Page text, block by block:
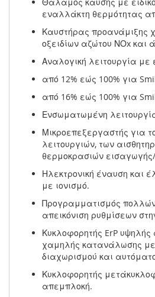
εναλλάκτη θερμότητας
Καυστήρας προανάμιξης
οξειδίων αζώτου ΝΟx και
Αναλογική λειτουργία με
από 12% εώς 100% για
από 16% εώς 100% για
Ενσωματωμένη
Μικροεπεξεργαστής για
λειτουργιών, των
θερμοκρασιών
Ηλεκτρονική έναυση και
με ιονισμό.
Προγραμματισμός
απεικόνιση ρυθμίσεων
Κυκλοφορητής ErP υψηλής
χαμηλής κατανάλωσης
διαχωρισμού και
Κυκλοφορητής
απεμπλοκή.